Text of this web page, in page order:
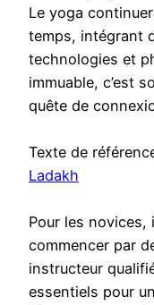
Le yoga
temps, intégrant
technologies et
immuable, c’est
quête de
Texte de
Ladakh
Pour les novices,
commencer par
instructeur
essentiels pour